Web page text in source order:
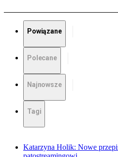
Powiązane
Polecane
Najnowsze
Tagi
Katarzyna Holik: Nowe